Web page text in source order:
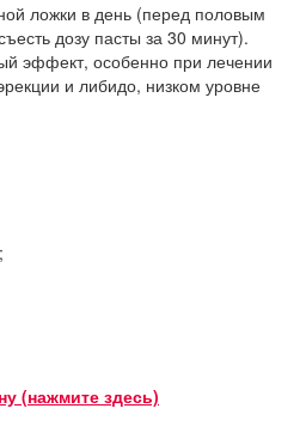
ложки в день (перед половым
дозу пасты за 30 минут).
эффект, особенно при лечении
и либидо, низком уровне
(нажмите здесь)